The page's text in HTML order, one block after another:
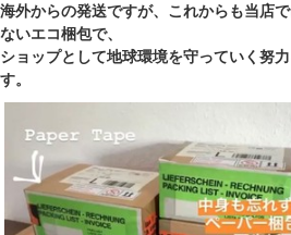
海外からの発送ですが、これからも当店
ないエコ梱包で、
ショップとして地球環境を守っていく努
す。